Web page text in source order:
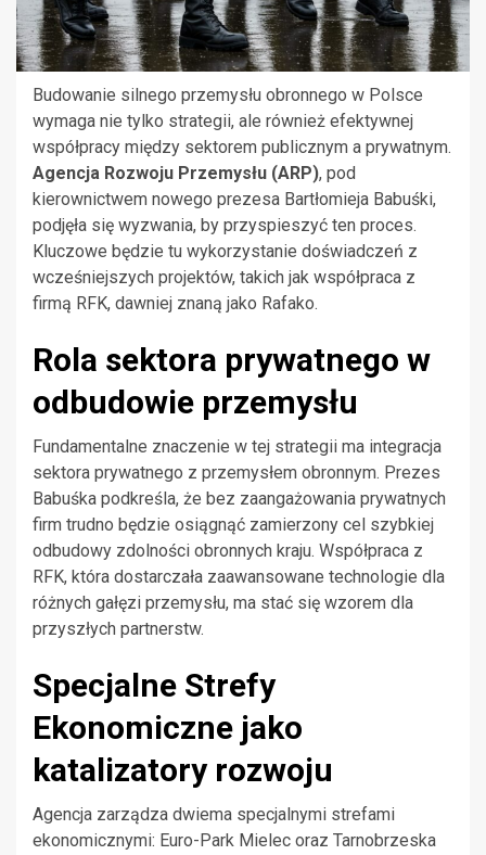
Budowanie silnego przemysłu obronnego w Polsce
wymaga nie tylko strategii, ale również efektywnej
współpracy między sektorem publicznym a prywatnym.
Agencja Rozwoju Przemysłu (ARP), pod
kierownictwem nowego prezesa Bartłomieja Babuśki,
podjęła się wyzwania, by przyspieszyć ten proces.
Kluczowe będzie tu wykorzystanie doświadczeń z
wcześniejszych projektów, takich jak współpraca z
firmą RFK, dawniej znaną jako Rafako.
Rola sektora prywatnego w
odbudowie przemysłu
Fundamentalne znaczenie w tej strategii ma integracja
sektora prywatnego z przemysłem obronnym. Prezes
Babuśka podkreśla, że bez zaangażowania prywatnych
firm trudno będzie osiągnąć zamierzony cel szybkiej
odbudowy zdolności obronnych kraju. Współpraca z
RFK, która dostarczała zaawansowane technologie dla
różnych gałęzi przemysłu, ma stać się wzorem dla
przyszłych partnerstw.
Specjalne Strefy
Ekonomiczne jako
katalizatory rozwoju
Agencja zarządza dwiema specjalnymi strefami
ekonomicznymi: Euro-Park Mielec oraz Tarnobrzeska